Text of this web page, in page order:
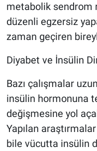
metabolik sendrom
düzenli egzersiz
zaman geçiren
Diyabet ve İnsülin
Bazı çalışmalar
insülin hormonuna
değişmesine yol
Yapılan
bile vücutta insülin